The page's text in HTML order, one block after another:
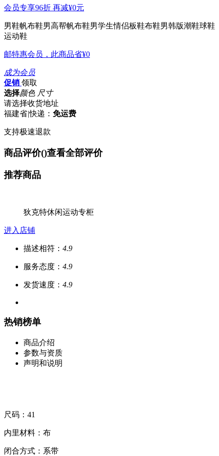
会员专享96折 再减¥0元
男鞋帆布鞋男高帮帆布鞋男学生情侣板鞋布鞋男韩版潮鞋球鞋
运动鞋
邮特惠会员，此商品省¥0
成为会员
促销 领取
选择颜色 尺寸
请选择收货地址
福建省|快递： 免运费
支持极速退款
商品评价()查看全部评价
推荐商品
狄克特休闲运动专柜
进入店铺
描述相符： 4.9
服务态度： 4.9
发货速度： 4.9
热销榜单
商品介绍
参数与资质
声明和说明
尺码：41
内里材料：布
闭合方式：系带